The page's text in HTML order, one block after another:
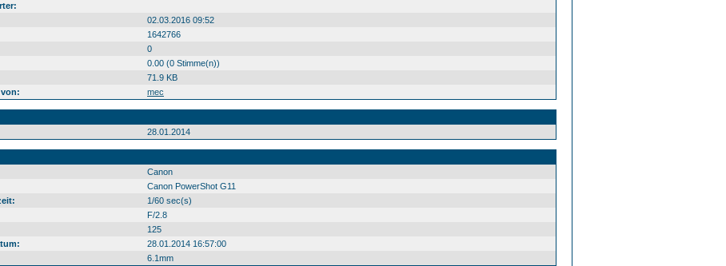
02.03.2016 09:52
1642766
0
0.00 (0 Stimme(n))
71.9 KB
mec
28.01.2014
Canon
Canon PowerShot G11
1/60 sec(s)
F/2.8
125
28.01.2014 16:57:00
6.1mm